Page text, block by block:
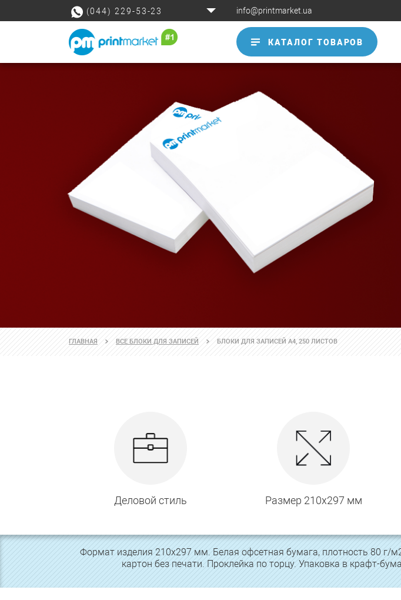
(044) 229-53-23 info@printmarket.ua
КАТАЛОГ ТОВАРОВ
ГЛАВНАЯ ВСЕ БЛОКИ ДЛЯ ЗАПИСЕЙ БЛОКИ ДЛЯ ЗАПИСЕЙ А4, 250 ЛИСТОВ
Деловой стиль Размер 210х297 мм
Формат изделия 210х297 мм. Белая офсетная бумага, плотность 80
картон без печати. Проклейка по торцу. Упаковка в крафт-